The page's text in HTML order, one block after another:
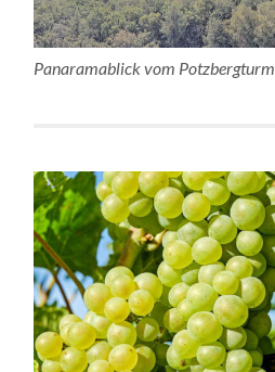
Panaramablick vom Potzbergturm